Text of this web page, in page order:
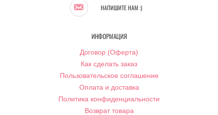
НАПИШИТЕ НАМ :)
ИНФОРМАЦИЯ
Договор (Оферта)
Как сделать заказ
Пользовательское соглашение
Оплата и доставка
Политика конфиденциальности
Возврат товара